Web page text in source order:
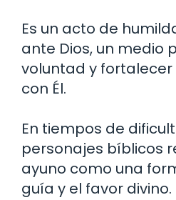
Es un acto de
ante Dios, un medio
voluntad y
con Él.
En tiempos de
personajes bíblicos
ayuno como una
guía y el favor divino.